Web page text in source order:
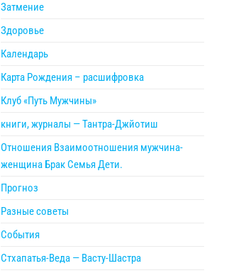
Затмение
Здоровье
Календарь
Карта Рождения – расшифровка
Клуб «Путь Мужчины»
книги, журналы — Тантра-Джйотиш
Отношения Взаимоотношения мужчина-
женщина Брак Семья Дети.
Прогноз
Разные советы
События
Стхапатья-Веда — Васту-Шастра